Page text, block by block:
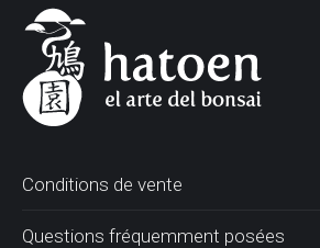
Conditions de vente
Questions fréquemment posées